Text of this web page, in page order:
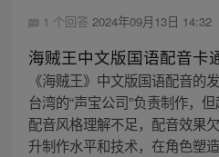
1 个回答 2024年09月13日 14:32
海贼王中文版国语配音卡
《海贼王》中文版国语配音的
台湾的“声宝公司”负责制作，
配音风格理解不足，配音效果
升制作水平和技术，在角色塑